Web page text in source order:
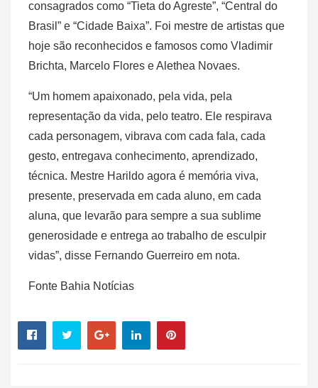
consagrados como “Tieta do Agreste”, “Central do
Brasil” e “Cidade Baixa”. Foi mestre de artistas que
hoje são reconhecidos e famosos como Vladimir
Brichta, Marcelo Flores e Alethea Novaes.
“Um homem apaixonado, pela vida, pela
representação da vida, pelo teatro. Ele respirava
cada personagem, vibrava com cada fala, cada
gesto, entregava conhecimento, aprendizado,
técnica. Mestre Harildo agora é memória viva,
presente, preservada em cada aluno, em cada
aluna, que levarão para sempre a sua sublime
generosidade e entrega ao trabalho de esculpir
vidas”, disse Fernando Guerreiro em nota.
Fonte Bahia Notícias